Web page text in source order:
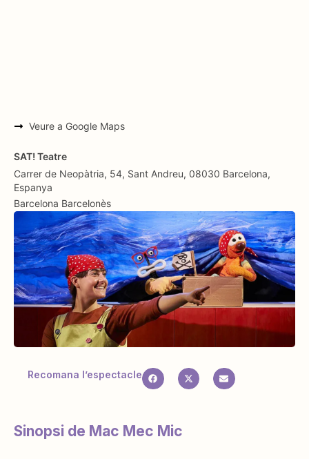
Veure a Google Maps
SAT! Teatre
Carrer de Neopàtria, 54, Sant Andreu, 08030 Barcelona,
Espanya
Barcelona Barcelonès
Recomana l’espectacle
Sinopsi de Mac Mec Mic